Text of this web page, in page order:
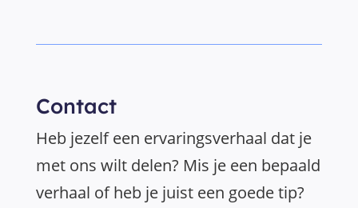
Contact
Heb jezelf een ervaringsverhaal dat je
met ons wilt delen? Mis je een bepaald
verhaal of heb je juist een goede tip?